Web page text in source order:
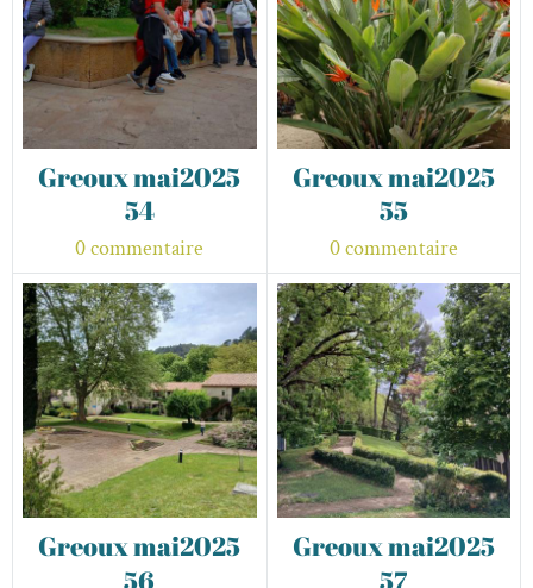
Greoux mai2025
54
0 commentaire
Greoux mai2025
55
0 commentaire
Greoux mai2025
56
Greoux mai2025
57